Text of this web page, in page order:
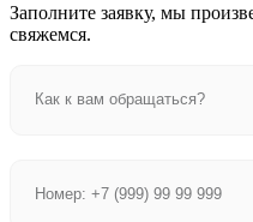
Заполните заявку, мы
свяжемся.